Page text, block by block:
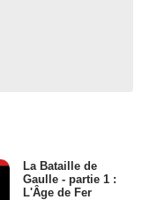
La Bataille de
Gaulle - partie 1 :
L'Âge de Fer